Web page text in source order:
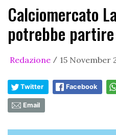
Calciomercato
potrebbe partire
Redazione / 15 November
Twitter Facebook
Email